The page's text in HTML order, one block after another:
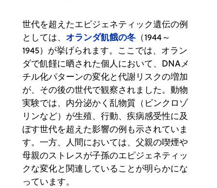
世代を超えたエピジェネティック遺伝の例
としては、 オランダ飢餓の冬 （1944～
1945）が挙げられます。ここでは、オラン
ダで飢饉に晒された個人において、DNAメ
チル化パターンの変化と代謝リスクの増加
が、その後の世代で観察されました。動物
実験では、内分泌かく乱物質（ビンクロゾ
リンなど）が生殖、行動、疾病感受性に及
ぼす世代を超えた影響の例も示されていま
す。一方、人間においては、父親の喫煙や
母親のストレスが子孫のエピジェネティッ
クな変化と関連していることが明らかにな
っています。